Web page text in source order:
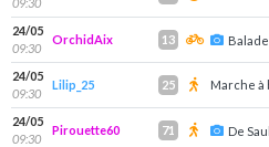
24/05
09:30
OrchidAix 13
24/05
09:30
Lilip_25 25 Marche à
24/05
09:30
Pirouette60 71 De